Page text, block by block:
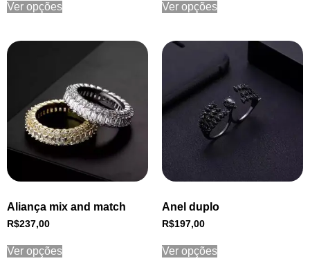
Ver opções Ver opções
Aliança mix and match
R$237,00
Ver opções
Anel duplo
R$197,00
Ver opções